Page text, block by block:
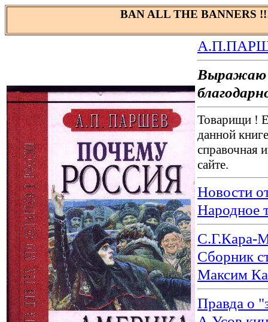
BAN ALL THE BANNERS
Выражаю
Товарищи !
данной
справочная
сайте.
Новости
Народное
С.Г.Кара-
Сборник
Максим
Правда о